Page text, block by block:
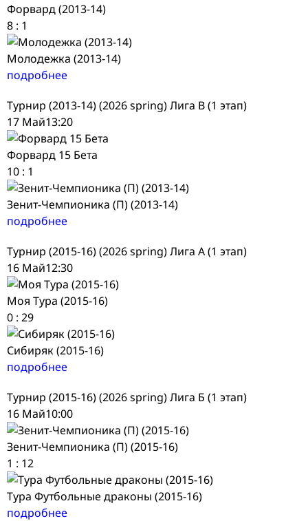
Форвард (2013-14)
8 : 1
Молодежка (2013-14)
подробнее
Турнир (2013-14) (2026 spring) Лига В (1 этап)
17 Май13:20
Форвард 15 Бета
10 : 1
Зенит-Чемпионика (П) (2013-14)
подробнее
Турнир (2015-16) (2026 spring) Лига А (1 этап)
16 Май12:30
Моя Тура (2015-16)
0 : 29
Сибиряк (2015-16)
подробнее
Турнир (2015-16) (2026 spring) Лига Б (1 этап)
16 Май10:00
Зенит-Чемпионика (П) (2015-16)
1 : 12
Тура Футбольные драконы (2015-16)
подробнее